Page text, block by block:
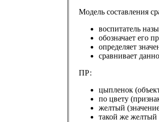
Модель составления
воспитатель
обозначает его
определяет
сравнивает
ПР:
цыпленок
по цвету
желтый
такой же желтый